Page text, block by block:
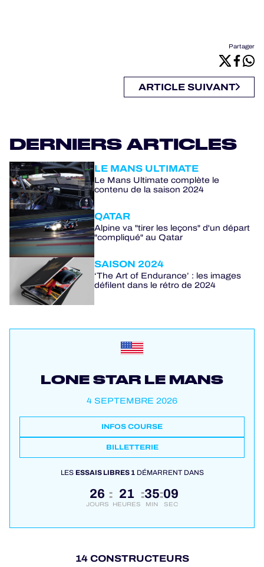
Partager
ARTICLE SUIVANT
DERNIERS ARTICLES
LE MANS ULTIMATE
Le Mans Ultimate complète le
contenu de la saison 2024
QATAR
Alpine va "tirer les leçons" d'un départ
"compliqué" au Qatar
SAISON 2024
‘The Art of Endurance’ : les images
défilent dans le rétro de 2024
LONE STAR LE MANS
4 SEPTEMBRE 2026
INFOS COURSE
BILLETTERIE
LESESSAIS LIBRES 1DÉMARRENT DANS
26
JOURS
: 21
HEURES
:35
MIN
:09
SEC
14 CONSTRUCTEURS